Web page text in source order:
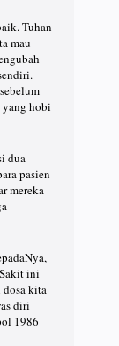
Tuhan
mau
hobi
dua
pasien
mereka
ini
dosa kita
diri
1986